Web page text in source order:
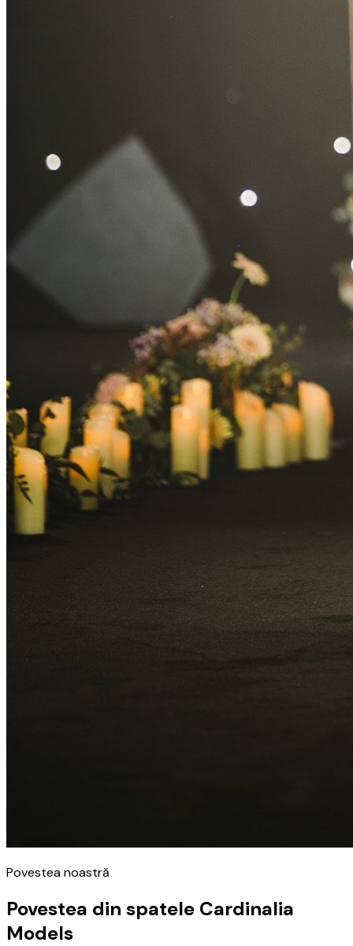
Povestea noastră
Povestea din spatele Cardinalia
Models